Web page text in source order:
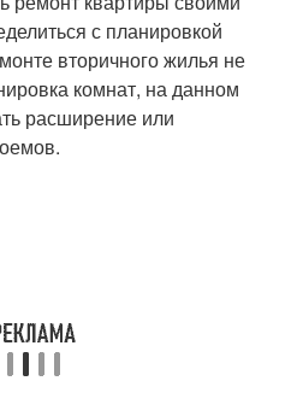
с планировкой
вторичного жилья не
комнат, на данном
расширение или